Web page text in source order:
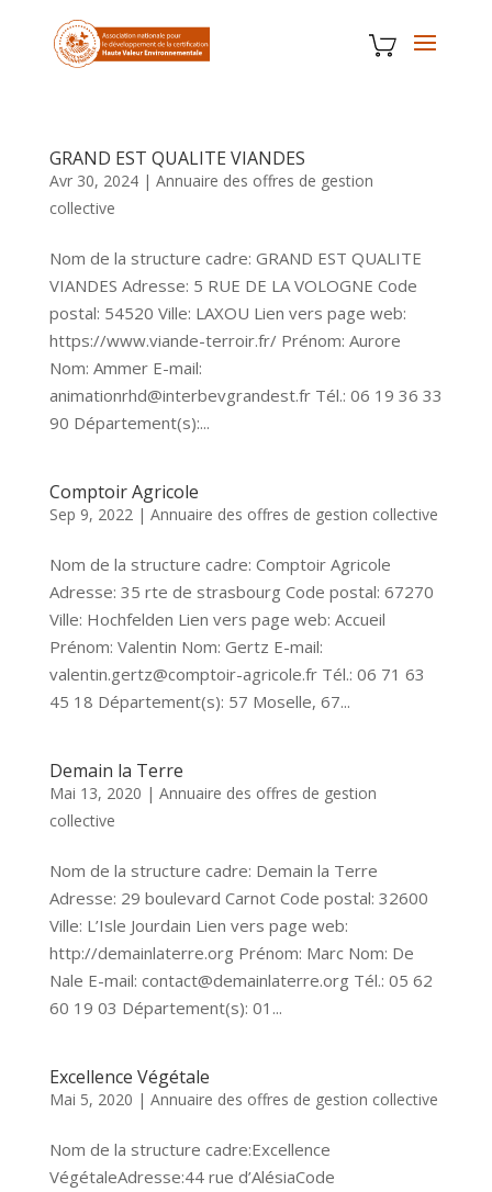
GRAND EST QUALITE VIANDES
Avr 30, 2024| Annuaire des offres de gestion
collective
Nom de la structure cadre: GRAND EST QUALITE
VIANDES Adresse: 5 RUE DE LA VOLOGNE Code
postal: 54520 Ville: LAXOU Lien vers page web:
https://www.viande-terroir.fr/ Prénom: Aurore
Nom: Ammer E-mail:
animationrhd@interbevgrandest.fr Tél.: 06 19 36 33
90 Département(s):...
Comptoir Agricole
Sep 9, 2022| Annuaire des offres de gestion collective
Nom de la structure cadre: Comptoir Agricole
Adresse: 35 rte de strasbourg Code postal: 67270
Ville: Hochfelden Lien vers page web: Accueil
Prénom: Valentin Nom: Gertz E-mail:
valentin.gertz@comptoir-agricole.fr Tél.: 06 71 63
45 18 Département(s): 57 Moselle, 67...
Demain la Terre
Mai 13, 2020 | Annuaire des offres de gestion
collective
Nom de la structure cadre: Demain la Terre
Adresse: 29 boulevard Carnot Code postal: 32600
Ville: L’Isle Jourdain Lien vers page web:
http://demainlaterre.org Prénom: Marc Nom: De
Nale E-mail: contact@demainlaterre.org Tél.: 05 62
60 19 03 Département(s): 01...
Excellence Végétale
Mai 5, 2020 | Annuaire des offres de gestion collective
Nom de la structure cadre:Excellence
VégétaleAdresse:44 rue d’AlésiaCode